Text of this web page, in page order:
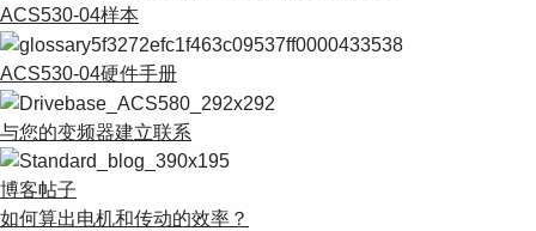
ACS530-04样本
ACS530-04硬件手册
与您的变频器建立联系
博客帖子
如何算出电机和传动的效率？